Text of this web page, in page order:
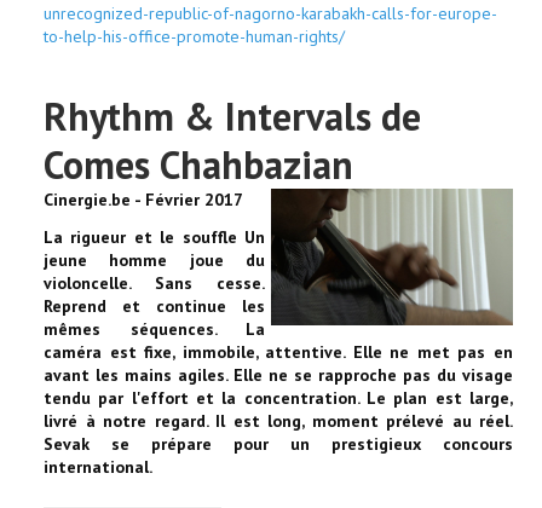
unrecognized-republic-of-nagorno-karabakh-calls-for-europe-
to-help-his-office-promote-human-rights/
Rhythm & Intervals de
Comes Chahbazian
Cinergie.be - Février 2017
La rigueur et le souffle Un
jeune homme joue du
violoncelle. Sans cesse.
Reprend et continue les
mêmes séquences. La
caméra est fixe, immobile, attentive. Elle ne met pas en
avant les mains agiles. Elle ne se rapproche pas du visage
tendu par l'effort et la concentration. Le plan est large,
livré à notre regard. Il est long, moment prélevé au réel.
Sevak se prépare pour un prestigieux concours
international.